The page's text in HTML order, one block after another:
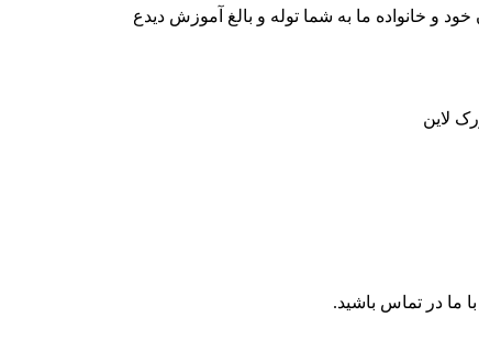
و خانواده ما به شما توله و بالغ آموزش ديدع
لاين
ما در تماس باشيد.